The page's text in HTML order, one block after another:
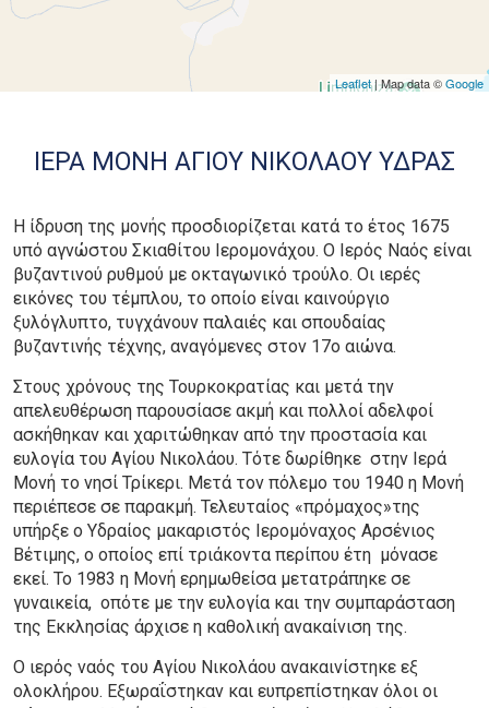
Leaflet| Map data ©Google
ΙΕΡΑ ΜΟΝΗ ΑΓΙΟΥ ΝΙΚΟΛΑΟΥ ΥΔΡΑΣ
Η ίδρυση της μονής προσδιορίζεται κατά το έτος 1675
υπό αγνώστου Σκιαθίτου Ιερομονάχου. Ο Ιερός Ναός είναι
βυζαντινού ρυθμού με οκταγωνικό τρούλο. Οι ιερές
εικόνες του τέμπλου, το οποίο είναι καινούργιο
ξυλόγλυπτο, τυγχάνουν παλαιές και σπουδαίας
βυζαντινής τέχνης, αναγόμενες στον 17ο αιώνα.
Στους χρόνους της Τουρκοκρατίας και μετά την
απελευθέρωση παρουσίασε ακμή και πολλοί αδελφοί
ασκήθηκαν και χαριτώθηκαν από την προστασία και
ευλογία του Αγίου Νικολάου. Τότε δωρίθηκε στην Ιερά
Μονή το νησί Τρίκερι. Μετά τον πόλεμο του 1940 η Μονή
περιέπεσε σε παρακμή. Τελευταίος «πρόμαχος»της
υπήρξε ο Υδραίος μακαριστός Ιερομόναχος Αρσένιος
Βέτιμης, ο οποίος επί τριάκοντα περίπου έτη μόνασε
εκεί. Το 1983 η Μονή ερημωθείσα μετατράπηκε σε
γυναικεία, οπότε με την ευλογία και την συμπαράσταση
της Εκκλησίας άρχισε η καθολική ανακαίνιση της.
Ο ιερός ναός του Αγίου Νικολάου ανακαινίστηκε εξ
ολοκλήρου. Εξωραΐστηκαν και ευπρεπίστηκαν όλοι οι